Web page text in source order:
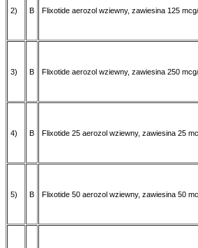
2) B Flixotide aerozol wziewny, zawiesina 125
3) B Flixotide aerozol wziewny, zawiesina 250
4) B Flixotide 25 aerozol wziewny, zawiesina 25
5) B Flixotide 50 aerozol wziewny, zawiesina 50